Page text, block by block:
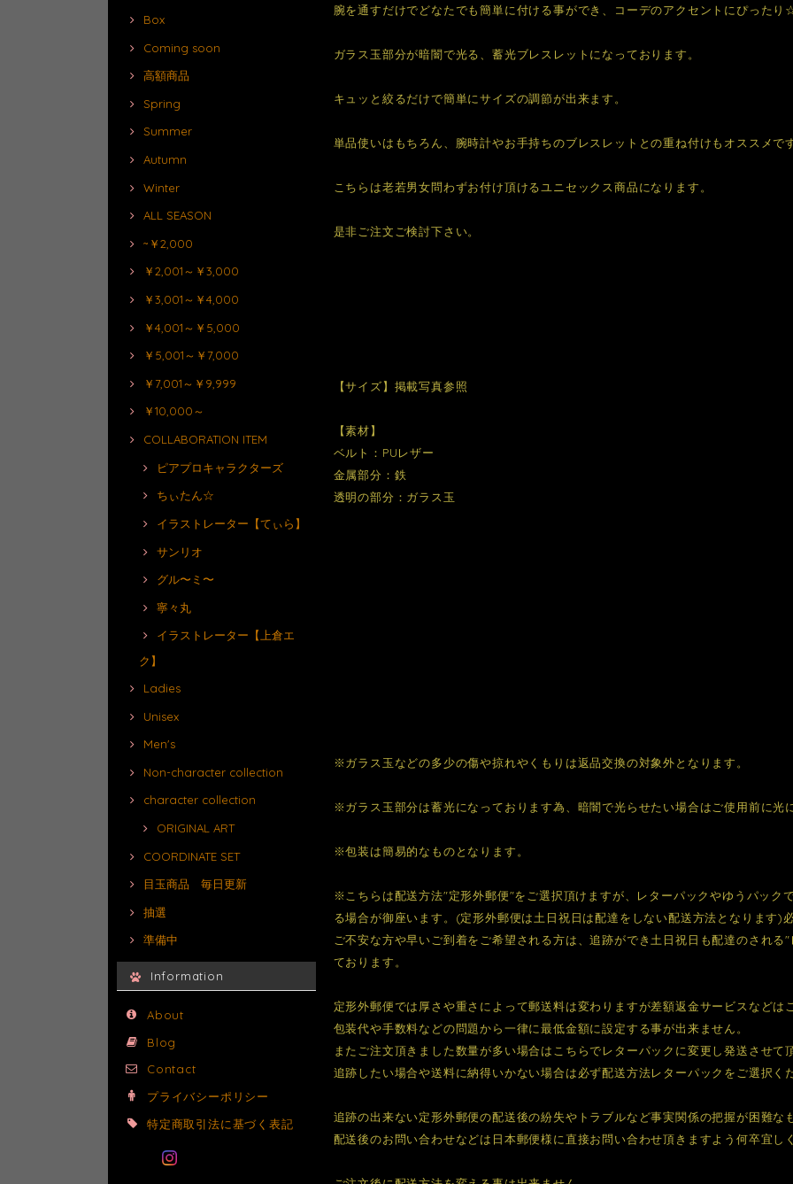
Box
Coming soon
高額商品
Spring
Summer
Autumn
Winter
ALL SEASON
~￥2,000
￥2,001～￥3,000
￥3,001～￥4,000
￥4,001～￥5,000
￥5,001～￥7,000
￥7,001～￥9,999
￥10,000～
COLLABORATION ITEM
ピアプロキャラクターズ
ちぃたん☆
イラストレーター【てぃら】
サンリオ
グル〜ミ〜
寧々丸
イラストレーター【上倉エ
ク】
Ladies
Unisex
Men's
Non-character collection
character collection
ORIGINAL ART
COORDINATE SET
目玉商品 毎日更新
抽選
準備中
Information
About
Blog
Contact
プライバシーポリシー
特定商取引法に基づく表記
腕を通すだけでどなたでも簡単に付ける事ができ、コーデのアクセントにぴったり
ガラス玉部分が暗闇で光る、蓄光ブレスレットになっております。
キュッと絞るだけで簡単にサイズの調節が出来ます。
単品使いはもちろん、腕時計やお手持ちのブレスレットとの重ね付けもオススメで
こちらは老若男女問わずお付け頂けるユニセックス商品になります。
是非ご注文ご検討下さい。
【サイズ】掲載写真参照
【素材】
ベルト：PUレザー
金属部分：鉄
透明の部分：ガラス玉
※ガラス玉などの多少の傷や掠れやくもりは返品交換の対象外となります。
※ガラス玉部分は蓄光になっております為、暗闇で光らせたい場合はご使用前に光
※包装は簡易的なものとなります。
※こちらは配送方法"定形外郵便"をご選択頂けますが、レターパックやゆうパック
る場合が御座います。(定形外郵便は土日祝日は配達をしない配送方法となります)
ご不安な方や早いご到着をご希望される方は、追跡ができ土日祝日も配達のされ
ております。
定形外郵便では厚さや重さによって郵送料は変わりますが差額返金サービスなどは
包装代や手数料などの問題から一律に最低金額に設定する事が出来ません。
またご注文頂きました数量が多い場合はこちらでレターパックに変更し発送させて
追跡したい場合や送料に納得いかない場合は必ず配送方法レターパックをご選択く
追跡の出来ない定形外郵便の配送後の紛失やトラブルなど事実関係の把握が困難
配送後のお問い合わせなどは日本郵便様に直接お問い合わせ頂きますよう何卒宜し